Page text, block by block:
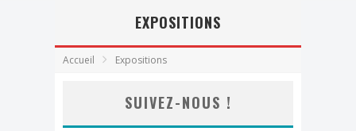
Journée tapisserie d'ameublement
EXPOSITIONS
Accueil Expositions
SUIVEZ-NOUS !